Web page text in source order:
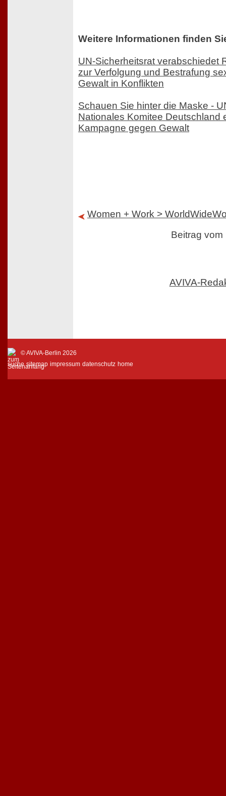
Weitere Informationen finden
UN-Sicherheitsrat verabschiedet
zur Verfolgung und Bestrafung
Gewalt in Konflikten
Schauen Sie hinter die Maske -
Nationales Komitee Deutschland
Kampagne gegen Gewalt
Women + Work >
Beitrag
AVIVA-
© AVIVA-Berlin 2026
suche sitemap impressum datenschutz home